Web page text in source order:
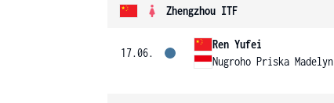
Zhengzhou ITF
17.06.
Ren Yufei
Nugroho Priska Madelyn